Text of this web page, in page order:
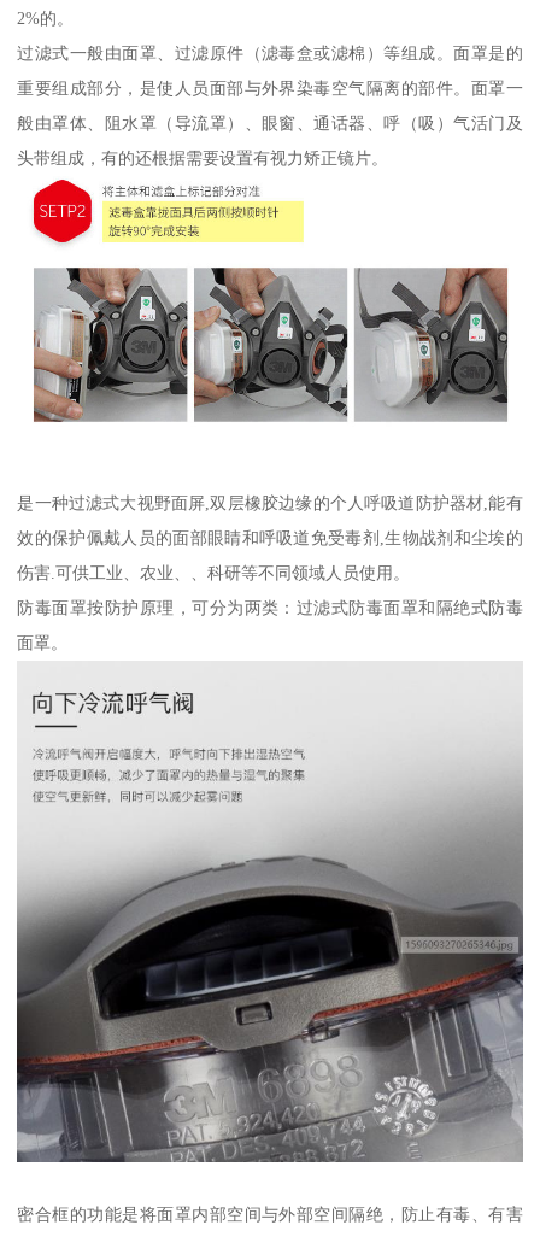
2%的。
过滤式一般由面罩、过滤原件（滤毒盒或滤棉）等组成。面罩是的
重要组成部分，是使人员面部与外界染毒空气隔离的部件。面罩一
般由罩体、阻水罩（导流罩）、眼窗、通话器、呼（吸）气活门及
头带组成，有的还根据需要设置有视力矫正镜片。
是一种过滤式大视野面屏,双层橡胶边缘的个人呼吸道防护器材,能有
效的保护佩戴人员的面部眼睛和呼吸道免受毒剂,生物战剂和尘埃的
伤害.可供工业、农业、、科研等不同领域人员使用。
防毒面罩按防护原理，可分为两类：过滤式防毒面罩和隔绝式防毒
面罩。
密合框的功能是将面罩内部空间与外部空间隔绝，防止有毒、有害